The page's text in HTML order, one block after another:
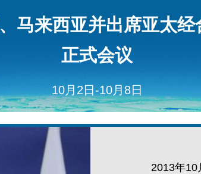
马来西亚并出席亚太
正式会议
10月2日-10月8日
2013年10